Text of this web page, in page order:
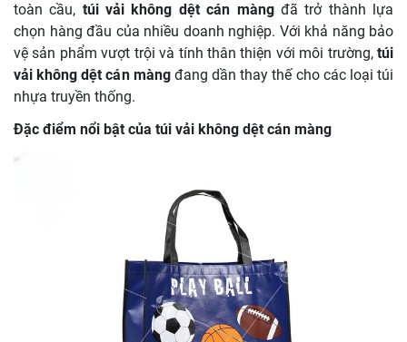
toàn cầu, túi vải không dệt cán màng đã trở thành lựa
chọn hàng đầu của nhiều doanh nghiệp. Với khả năng bảo
vệ sản phẩm vượt trội và tính thân thiện với môi trường, túi
vải không dệt cán màngđang dần thay thế cho các loại túi
nhựa truyền thống.
Đặc điểm nổi bật của túi vải không dệt cán màng